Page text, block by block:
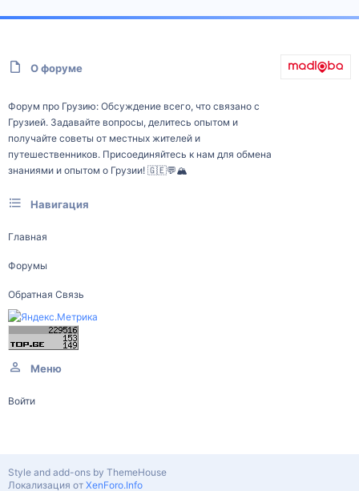
О форуме
Форум про Грузию: Обсуждение всего, что связано с
Грузией. Задавайте вопросы, делитесь опытом и
получайте советы от местных жителей и
путешественников. Присоединяйтесь к нам для обмена
знаниями и опытом о Грузии! 🇬🇪💬🏔️
Навигация
Главная
Форумы
Обратная Связь
Меню
Войти
Style and add-ons by ThemeHouse
Локализация от XenForo.Info